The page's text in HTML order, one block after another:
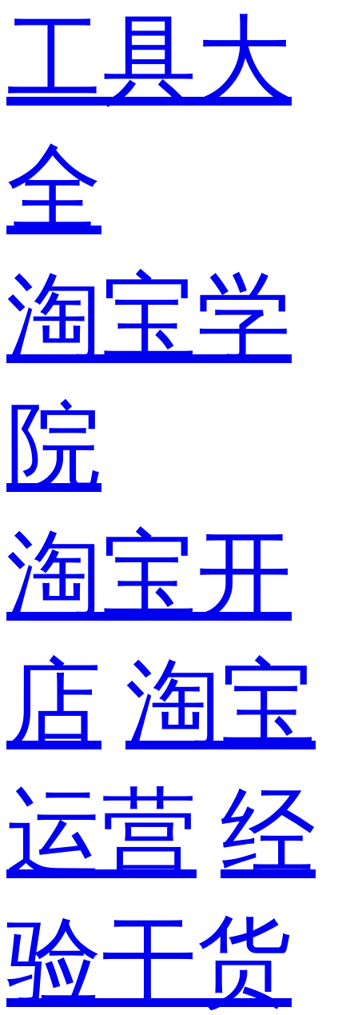
工具大
全
淘宝学
院
淘宝开
店 淘宝
运营 经
验干货